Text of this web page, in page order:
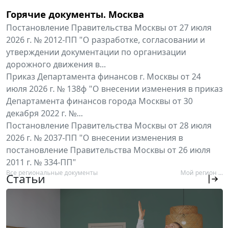
Горячие документы. Москва
Постановление Правительства Москвы от 27 июля
2026 г. № 2012-ПП "О разработке, согласовании и
утверждении документации по организации
дорожного движения в...
Приказ Департамента финансов г. Москвы от 24
июля 2026 г. № 138ф "О внесении изменения в приказ
Департамента финансов города Москвы от 30
декабря 2022 г. №...
Постановление Правительства Москвы от 28 июля
2026 г. № 2037-ПП "О внесении изменения в
постановление Правительства Москвы от 26 июля
2011 г. № 334-ПП"
Все региональные документы Мой регион ...
Статьи